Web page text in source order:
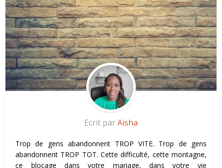
Ecrit parAisha
Trop de gens abandonnent TROP VITE. Trop de gens
abandonnent TROP TOT. Cette difficulté, cette montagne,
ce blocage dans votre mariage, dans votre vie